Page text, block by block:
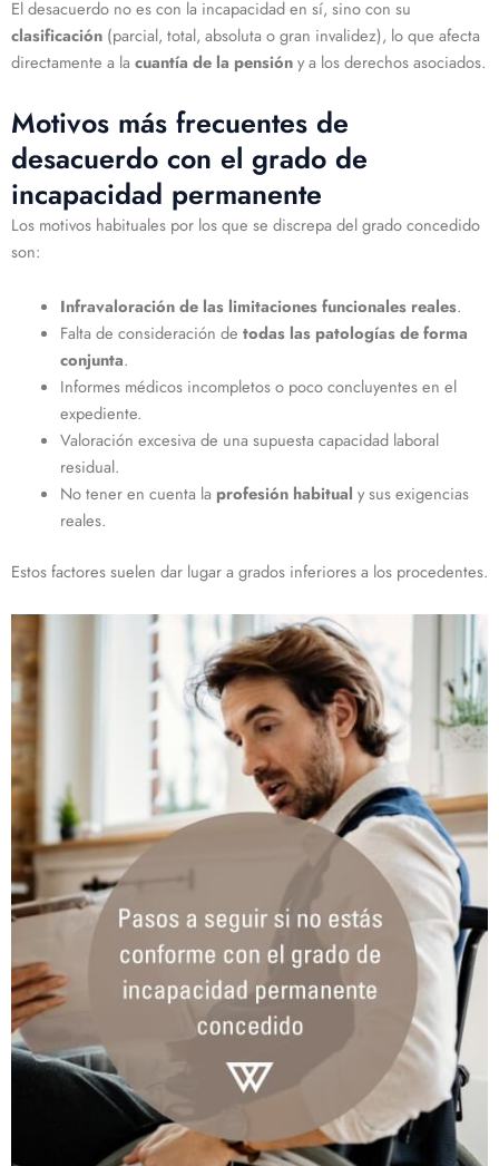
El desacuerdo no es con la incapacidad en sí, sino con su
clasificación (parcial, total, absoluta o gran invalidez), lo que afecta
directamente a la cuantía de la pensióny a los derechos asociados.
Motivos más frecuentes de
desacuerdo con el grado de
incapacidad permanente
Los motivos habituales por los que se discrepa del grado concedido
son:
Infravaloración de las limitaciones funcionales reales.
Falta de consideración de todas las patologías de forma
conjunta.
Informes médicos incompletos o poco concluyentes en el
expediente.
Valoración excesiva de una supuesta capacidad laboral
residual.
No tener en cuenta la profesión habitual y sus exigencias
reales.
Estos factores suelen dar lugar a grados inferiores a los procedentes.